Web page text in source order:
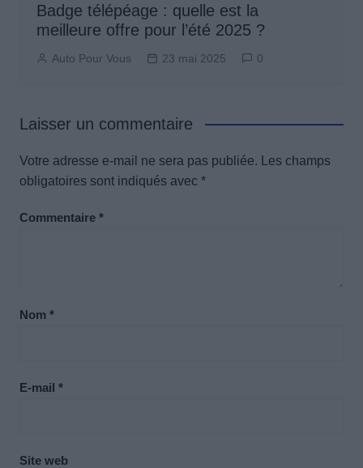
Badge télépéage : quelle est la
meilleure offre pour l’été 2025 ?
Auto Pour Vous 23 mai 2025 0
Laisser un commentaire
Votre adresse e-mail ne sera pas publiée.
Les champs
obligatoires sont indiqués avec *
Commentaire *
Nom *
E-mail *
Site web